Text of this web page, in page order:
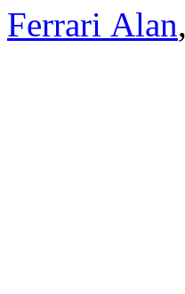
Ferrari Alan,